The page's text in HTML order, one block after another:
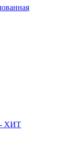
- ХИТ